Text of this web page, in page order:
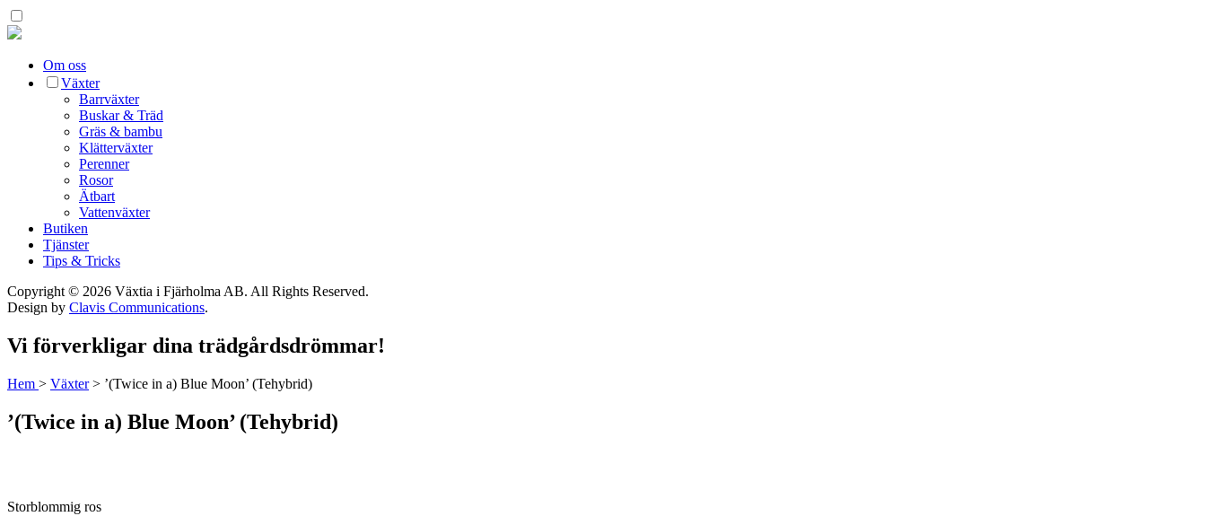
Om oss
Växter
Barrväxter
Buskar & Träd
Gräs & bambu
Klätterväxter
Perenner
Rosor
Ätbart
Vattenväxter
Butiken
Tjänster
Tips & Tricks
Copyright © 2026 Växtia i Fjärholma AB. All Rights Reserved.
Design by Clavis Communications.
Vi förverkligar dina trädgårdsdrömmar!
Hem > Växter> ’(Twice in a) Blue Moon’ (Tehybrid)
’(Twice in a) Blue Moon’ (Tehybrid)
Storblommig ros